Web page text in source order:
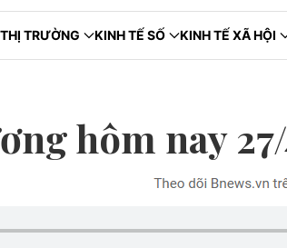
THỊ TRƯỜNG KINH TẾ SỐ KINH TẾ XÃ HỘI
hôm nay